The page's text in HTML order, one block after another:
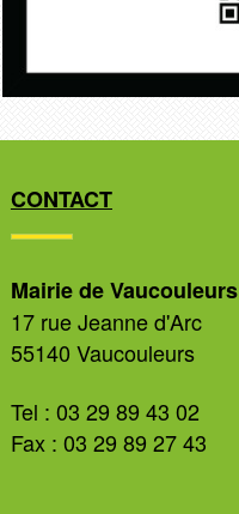
CONTACT
Mairie de Vaucouleurs
17 rue Jeanne d'Arc
55140 Vaucouleurs
Tel : 03 29 89 43 02
Fax : 03 29 89 27 43